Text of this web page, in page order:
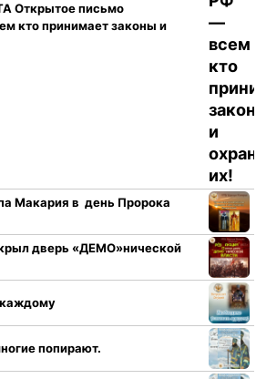
Открытое письмо
кто принимает законы и
Макария в день Пророка
дверь «ДЕМО»нической
попирают.